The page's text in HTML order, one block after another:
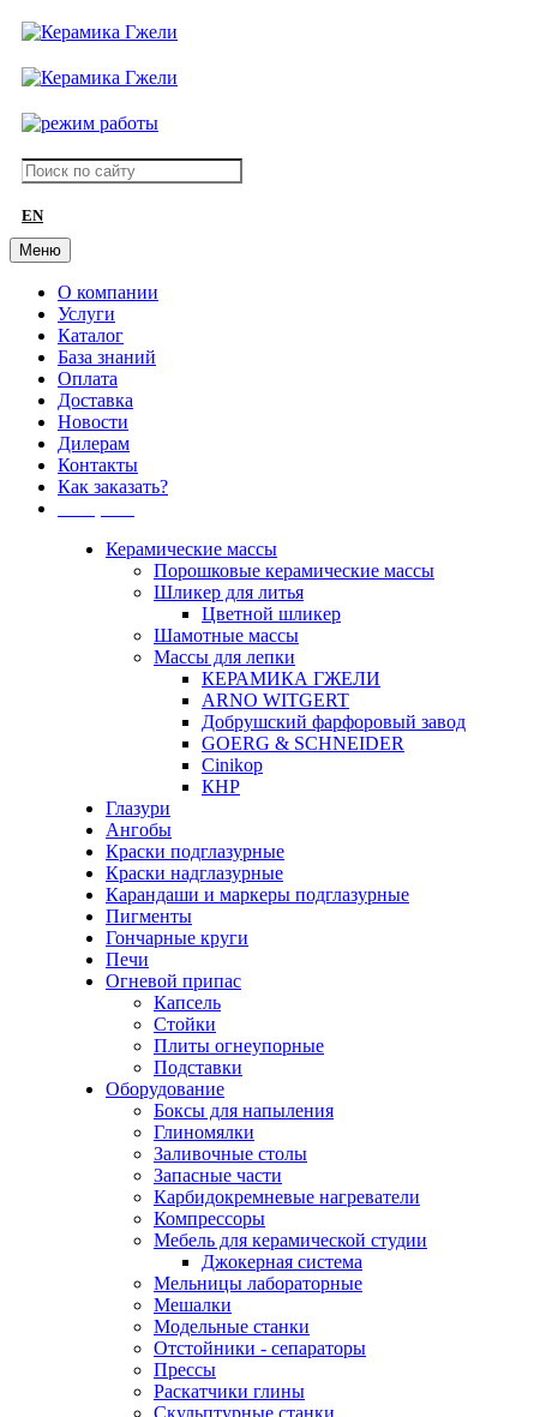
EN
Меню
О компании
Услуги
Каталог
База знаний
Оплата
Доставка
Новости
Дилерам
Контакты
Как заказать?
Керамические массы
Порошковые керамические массы
Шликер для литья
Цветной шликер
Шамотные массы
Массы для лепки
КЕРАМИКА ГЖЕЛИ
ARNO WITGERT
Добрушский фарфоровый завод
GOERG & SCHNEIDER
Cinikop
КНР
Глазури
Ангобы
Краски подглазурные
Краски надглазурные
Карандаши и маркеры подглазурные
Пигменты
Гончарные круги
Печи
Огневой припас
Капсель
Стойки
Плиты огнеупорные
Подставки
Оборудование
Боксы для напыления
Глиномялки
Заливочные столы
Запасные части
Карбидокремневые нагреватели
Компрессоры
Мебель для керамической студии
Джокерная система
Мельницы лабораторные
Мешалки
Модельные станки
Отстойники - сепараторы
Прессы
Раскатчики глины
Скульптурные станки